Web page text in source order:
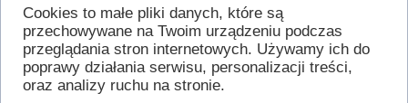
rzeczywistości czarna świeca jest potężnym
narzędziem do absorbowania negatywności,
ochrony, usuwania przeszkód i przełamywania
klątw. Używana jest także do odcięcia się od
niechcianych energii i zakończenia cykli.
Cookies to małe pliki danych, które są
przechowywane na Twoim urządzeniu podczas
przeglądania stron internetowych. Używamy ich do
poprawy działania serwisu, personalizacji treści,
oraz analizy ruchu na stronie.